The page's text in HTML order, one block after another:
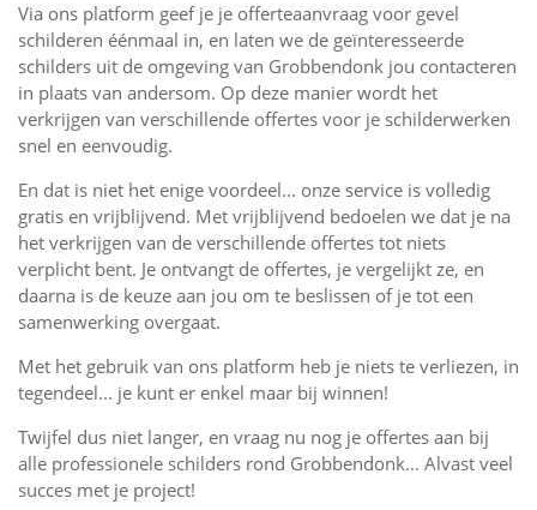
Via ons platform geef je je offerteaanvraag voor gevel
schilderen éénmaal in, en laten we de geïnteresseerde
schilders uit de omgeving van Grobbendonk jou contacteren
in plaats van andersom. Op deze manier wordt het
verkrijgen van verschillende offertes voor je schilderwerken
snel en eenvoudig.
En dat is niet het enige voordeel... onze service is volledig
gratis en vrijblijvend. Met vrijblijvend bedoelen we dat je na
het verkrijgen van de verschillende offertes tot niets
verplicht bent. Je ontvangt de offertes, je vergelijkt ze, en
daarna is de keuze aan jou om te beslissen of je tot een
samenwerking overgaat.
Met het gebruik van ons platform heb je niets te verliezen, in
tegendeel... je kunt er enkel maar bij winnen!
Twijfel dus niet langer, en vraag nu nog je offertes aan bij
alle professionele schilders rond Grobbendonk... Alvast veel
succes met je project!